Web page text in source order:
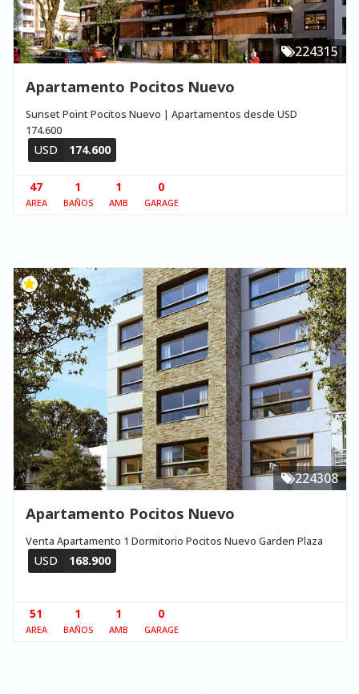
224315
Apartamento Pocitos Nuevo
Sunset Point Pocitos Nuevo | Apartamentos desde USD
174.600
USD 174.600
47
AREA
1
BAÑOS
1
AMB
0
GARAGE
224308
Apartamento Pocitos Nuevo
Venta Apartamento 1 Dormitorio Pocitos Nuevo Garden Plaza
USD 168.900
51
AREA
1
BAÑOS
1
AMB
0
GARAGE